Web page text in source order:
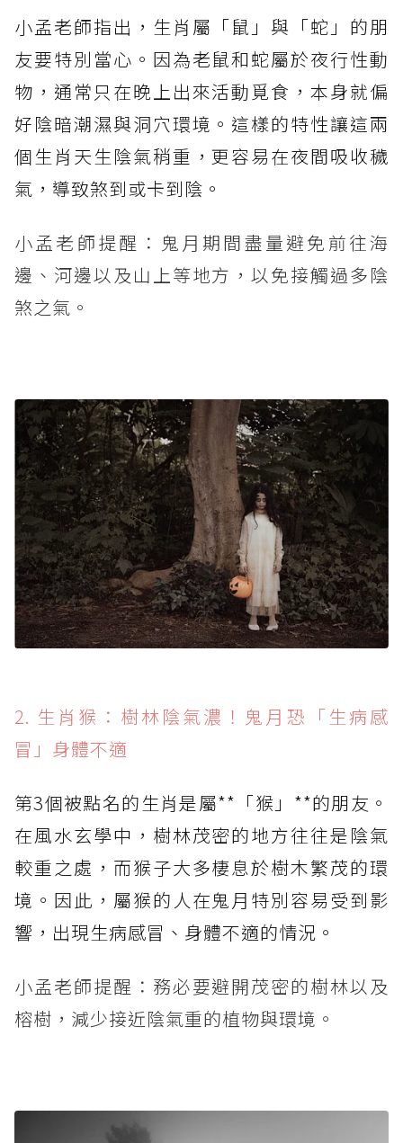
小孟老師指出，生肖屬「鼠」與「蛇」的朋
友要特別當心。因為老鼠和蛇屬於夜行性動
物，通常只在晚上出來活動覓食，本身就偏
好陰暗潮濕與洞穴環境。這樣的特性讓這兩
個生肖天生陰氣稍重，更容易在夜間吸收穢
氣，導致煞到或卡到陰。
小孟老師提醒：鬼月期間盡量避免前往海
邊、河邊以及山上等地方，以免接觸過多陰
煞之氣。
2. 生肖猴：樹林陰氣濃！鬼月恐「生病感
冒」身體不適
第3個被點名的生肖是屬**「猴」**的朋友。
在風水玄學中，樹林茂密的地方往往是陰氣
較重之處，而猴子大多棲息於樹木繁茂的環
境。因此，屬猴的人在鬼月特別容易受到影
響，出現生病感冒、身體不適的情況。
小孟老師提醒：務必要避開茂密的樹林以及
榕樹，減少接近陰氣重的植物與環境。